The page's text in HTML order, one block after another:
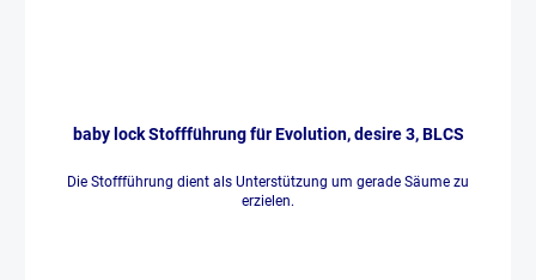
baby lock Stoffführung für Evolution, desire 3, BLCS
Die Stoffführung dient als Unterstützung um gerade Säume zu
erzielen.